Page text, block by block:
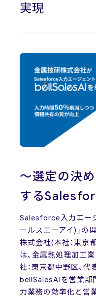
Recruit
News
ニュース
お問い合わせ
実現
～選定の決
する
Salesforce入力エー
ールスエーアイ)」の
株式会社(本社：東京
は、金属熱処理加工
社：東京都中野区、
bellSalesAIを営業部
力業務の効率化と営